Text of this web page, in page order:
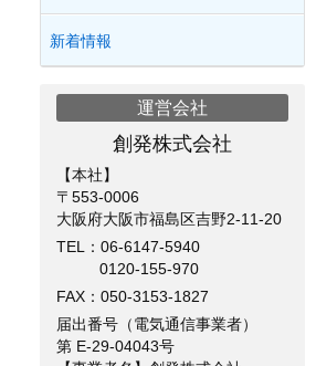
新着情報
運営会社
創発株式会社
【本社】
〒553-0006
大阪府大阪市福島区吉野2-11-20
TEL： 06-6147-5940
0120-155-970
FAX：050-3153-1827
届出番号（電気通信事業者）
第 E-29-04043号